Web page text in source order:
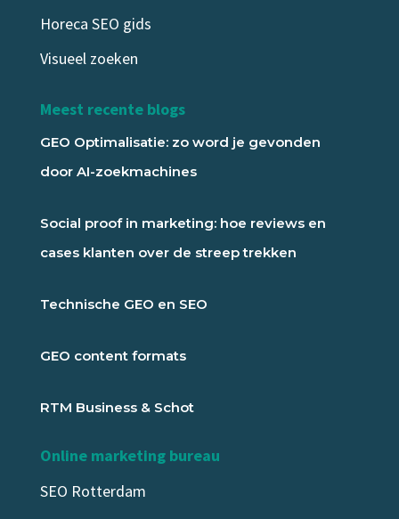
Horeca SEO gids
Visueel zoeken
Meest recente blogs
GEO Optimalisatie: zo word je gevonden
door AI-zoekmachines
Social proof in marketing: hoe reviews en
cases klanten over de streep trekken
Technische GEO en SEO
GEO content formats
RTM Business & Schot
Online marketing bureau
SEO Rotterdam